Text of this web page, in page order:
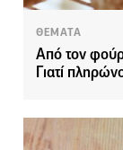
ΘΕΜΑΤΑ
Από τον
Γιατί